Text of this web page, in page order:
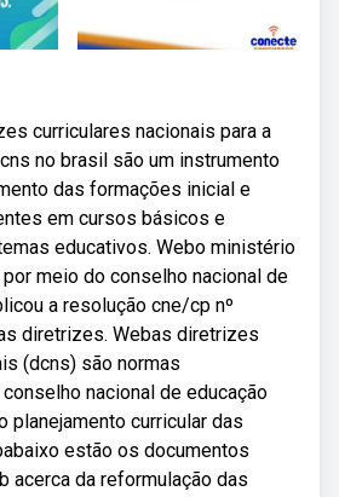
curriculares nacionais para a
no brasil são um instrumento
das formações inicial e
em cursos básicos e
educativos. Webo ministério
meio do conselho nacional de
a resolução cne/cp nº
diretrizes. Webas diretrizes
(dcns) são normas
nacional de educação
planejamento curricular das
estão os documentos
acerca da reformulação das